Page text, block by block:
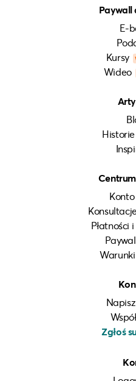
Paywall
E-
Kursy
Wideo
Płatności
Zgłoś